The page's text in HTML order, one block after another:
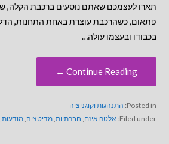
תארו לעצמכם שאתם נוסעים ברכבת הקלה,
פתאום, כשהרכבת עוצרת באחת התחנות,
בכבודו ובעצמו עולה…
Continue Reading ←
Posted in: התנהגות וקוגניציה
Filed under: אלטרואיזם, חברתיות,מדיטציה,מודעות,